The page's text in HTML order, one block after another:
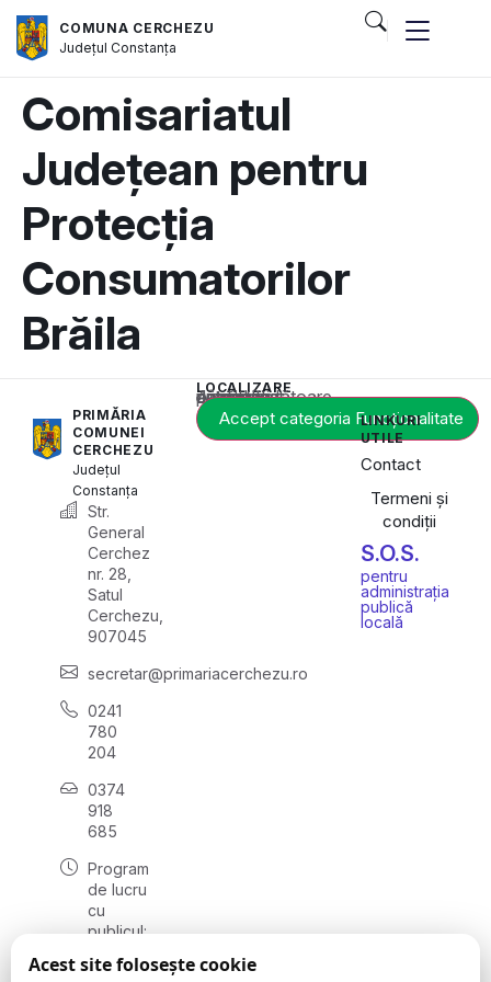
COMUNA CERCHEZU
JudețulConstanța
Comisariatul
Județean pentru
Protecția
Consumatorilor
Brăila
PRIMĂRIA
COMUNEI
CERCHEZU
Județul
Constanța
Str.
General
Cerchez
nr. 28,
Satul
Cerchezu,
907045
secretar@primariacerchezu.ro
0241
780
204
0374
918
685
Program
de lucru
cu
publicul:
08:00 -
LOCALIZARE
Acest conținut este blocat până când acceptați categoria corespunzătoare de cookie-uri.
Accept categoria Funcționalitate
LINKURI
UTILE
Contact
Termeni și
condiții
S.O.S.
pentru
administrația
publică
locală
Acest site folosește cookie